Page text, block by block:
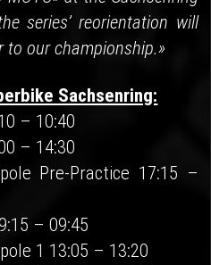
series’ reorientation will
our championship.»
Sachsenring:
– 10:40
– 14:30
Pre-Practice 17:15 –
– 09:45
1 13:05 – 13:20